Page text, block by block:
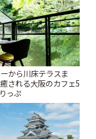
から川床テラスま
される大阪のカフェ5
っぷ